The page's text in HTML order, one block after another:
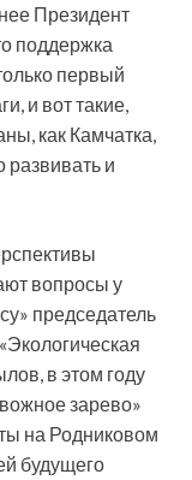
Президент
поддержка
первый
и вот такие,
как Камчатка,
развивать и
вопросы у
председатель
в этом году
зарево»
на Родниковом
будущего